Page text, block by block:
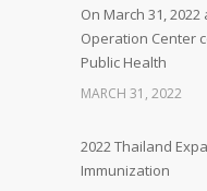
On March 31,
Operation Center
Public Health
MARCH 31, 2022
2022 Thailand
Immunization